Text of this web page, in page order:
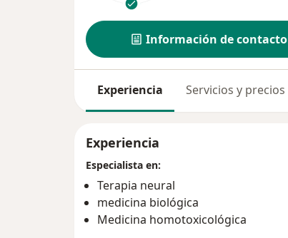
Información de contacto
Experiencia Servicios y precios
Experiencia
Especialista en:
Terapia neural
medicina biológica
Medicina homotoxicológica